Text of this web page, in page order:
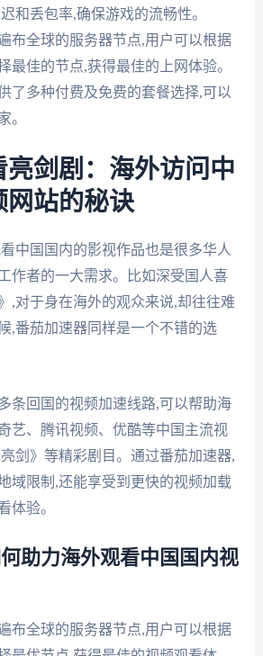
和丢包率,确保游戏的流畅性。
布全球的服务器节点,用户可以根据
最佳的节点,获得最佳的上网体验。
了多种付费及免费的套餐选择,可以
。
亮剑剧：海外访问中
网站的秘诀
中国国内的影视作品也是很多华人
作者的一大需求。比如深受国人喜
,对于身在海外的观众来说,却往往难
,番茄加速器同样是一个不错的选
条回国的视频加速线路,可以帮助海
艺、腾讯视频、优酷等中国主流视
剑》等精彩剧目。通过番茄加速器,
域限制,还能享受到更快的视频加载
体验。
助力海外观看中国国内视
布全球的服务器节点,用户可以根据